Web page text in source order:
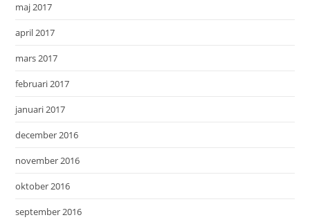
maj 2017
april 2017
mars 2017
februari 2017
januari 2017
december 2016
november 2016
oktober 2016
september 2016